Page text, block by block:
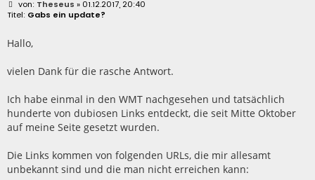
B
e
r
a
Theseus » 01.12.2017, 20:40
Gabs ein update?
Hallo,
vielen Dank für die rasche Antwort.
Ich habe einmal in den WMT nachgesehen und tatsächlich
hunderte von dubiosen Links entdeckt, die seit Mitte Oktober
auf meine Seite gesetzt wurden.
Die Links kommen von folgenden URLs, die mir allesamt
unbekannt sind und die man nicht erreichen kann: